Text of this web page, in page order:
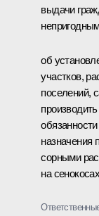
выдачи
об
участков,
поселений,
назначения
сорными
на